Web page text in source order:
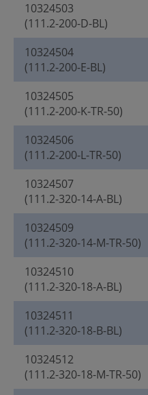
10324503
(111.2-200-D-BL)
10324504
(111.2-200-E-BL)
10324505
(111.2-200-K-TR-50)
10324506
(111.2-200-L-TR-50)
10324507
(111.2-320-14-A-BL)
10324509
(111.2-320-14-M-TR-50)
10324510
(111.2-320-18-A-BL)
10324511
(111.2-320-18-B-BL)
10324512
(111.2-320-18-M-TR-50)